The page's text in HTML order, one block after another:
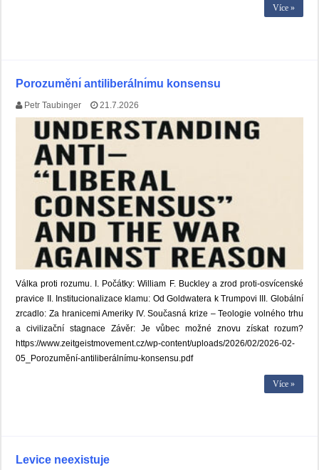
Více »
Porozuměnı́ antiliberálnı́mu konsensu
Petr Taubinger 21.7.2026
Válka proti rozumu. I. Počátky: William F. Buckley a zrod proti-osvícenské
pravice II. Institucionalizace klamu: Od Goldwatera k Trumpovi III. Globální
zrcadlo: Za hranicemi Ameriky IV. Současná krize – Teologie volného trhu
a civilizační stagnace Závěr: Je vůbec možné znovu získat rozum?
https://www.zeitgeistmovement.cz/wp-content/uploads/2026/02/2026-02-
05_Porozumění-antiliberálnímu-konsensu.pdf
Více »
Levice neexistuje